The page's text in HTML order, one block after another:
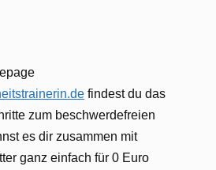
findest du das
zum beschwerdefreien
es dir zusammen mit
ganz einfach für 0 Euro